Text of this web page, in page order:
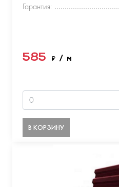
Гарантия:
585 ₽ / м
В КОРЗИНУ